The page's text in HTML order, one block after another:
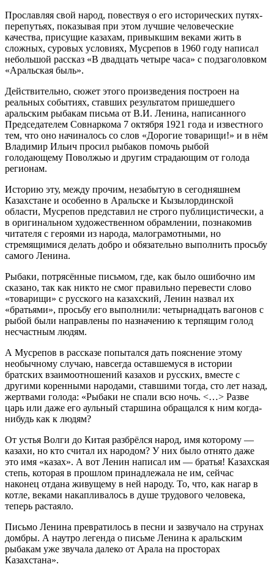
Прославляя свой народ, повествуя о его исторических путях-
перепутьях, показывая при этом лучшие человеческие
качества, присущие казахам, привыкшим веками жить в
сложных, суровых условиях, Мусрепов в 1960 году написал
небольшой рассказ «В двадцать четыре часа» с подзаголовком
«Аральская быль».
Действительно, сюжет этого произведения построен на
реальных событиях, ставших результатом пришедшего
аральским рыбакам письма от В.И. Ленина, написанного
Председателем Совнаркома 7 октября 1921 года и известного
тем, что оно начиналось со слов «Дорогие товарищи!» и в нём
Владимир Ильич просил рыбаков помочь рыбой
голодающему Поволжью и другим страдающим от голода
регионам.
Историю эту, между прочим, незабытую в сегодняшнем
Казахстане и особенно в Аральске и Кызылординской
области, Мусрепов представил не строго публицистически, а
в оригинальном художественном обрамлении, познакомив
читателя с героями из народа, малограмотными, но
стремящимися делать добро и обязательно выполнить просьбу
самого Ленина.
Рыбаки, потрясённые письмом, где, как было ошибочно им
сказано, так как никто не смог правильно перевести слово
«товарищи» с русского на казахский, Ленин назвал их
«братьями», просьбу его выполнили: четырнадцать вагонов с
рыбой были направлены по назначению к терпящим голод
несчастным людям.
А Мусрепов в рассказе попытался дать пояснение этому
необычному случаю, навсегда оставшемуся в истории
братских взаимоотношений казахов и русских, вместе с
другими коренными народами, ставшими тогда, сто лет назад,
жертвами голода: «Рыбаки не спали всю ночь. <…> Разве
царь или даже его аульный старшина обращался к ним когда-
нибудь как к людям?
От устья Волги до Китая разбрёлся народ, имя которому —
казахи, но кто считал их народом? У них было отнято даже
это имя «казах». А вот Ленин написал им — братья! Казахская
степь, которая в прошлом принадлежала не им, сейчас
наконец отдана живущему в ней народу. То, что, как нагар в
котле, веками накапливалось в душе трудового человека,
теперь растаяло.
Письмо Ленина превратилось в песни и зазвучало на струнах
домбры. А наутро легенда о письме Ленина к аральским
рыбакам уже звучала далеко от Арала на просторах
Казахстана».